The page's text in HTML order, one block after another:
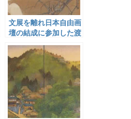
文展を離れ日本自由画
壇の結成に参加した渡
辺公観